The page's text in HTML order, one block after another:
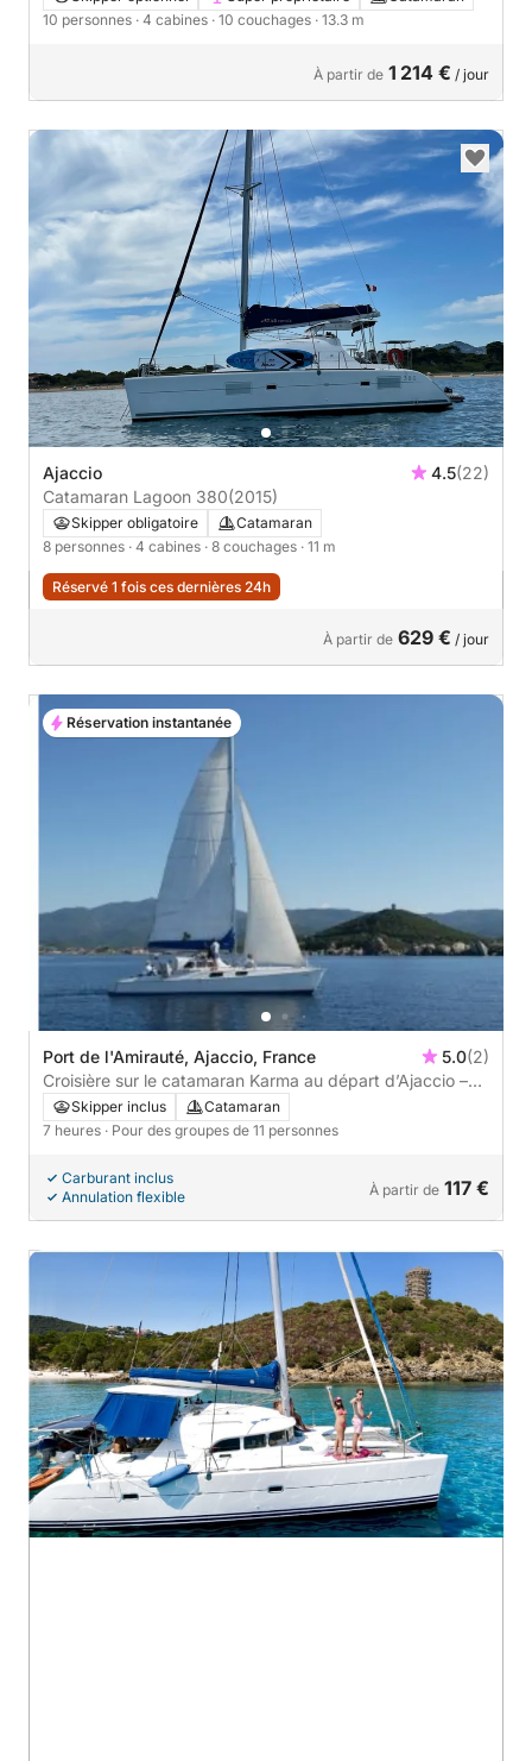
10 personnes · 4 cabines · 10 couchages · 13.3 m
À partir de 1 214 € / jour
Ajaccio 4.5(22)
Catamaran Lagoon 380(2015)
Skipper obligatoire
Catamaran
8 personnes · 4 cabines · 8 couchages · 11 m
Réservé 1 fois ces dernières 24h
À partir de 629 € / jour
Port de l'Amirauté, Ajaccio, France 5.0(2)
Croisière sur le catamaran Karma au départ d’Ajaccio –
petit comité
Skipper inclus
Catamaran
7 heures · Pour des groupes de 11 personnes
Carburant inclus
Annulation flexible
À partir de 117 €
Réservation instantanée